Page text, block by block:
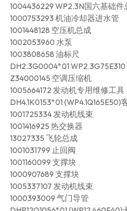
1004436229 WP2.3N国六基础件
1000753293 机油冷却器进水管
1001448128 空压机总成
1002053960 水泵
1003808658 油标尺
DH2.3G0004*01
Z34000145 空调压缩机
1005664172 发动机专用维修工具
DH4.1K0153*01
1001725334 发动机线束
1001416925 热交换器
13027335 飞轮总成
1001031799 止回阀
1001160099 支撑块
1000907689 支撑块
1005337107 发动机线束
1000393009 气门导管